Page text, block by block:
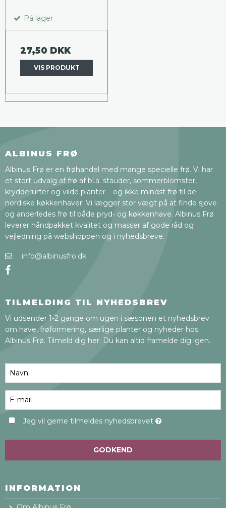
På lager
27,50 DKK
VIS PRODUKT
ALBINUS FRØ
Albinus Frø er en frøhandel med mange specielle frø. Vi har
et stort udvalg af frø af bl.a. stauder, sommerblomster,
krydderurter og vilde planter – og ikke mindst frø til de
nordiske køkkenhaver! Vi lægger stor vægt på at finde sjove
og anderledes frø til både pryd- og køkkenhave. Albinus Frø
leverer håndpakket kvalitet og masser af gode råd og
vejledning på webshoppen og i nyhedsbreve.
info@albinusfro.dk
TILMELDING TIL NYHEDSBREV
Vi udsender 1-2 gange om ugen i sæsonen et nyhedsbrev
om have, frøformering, særlige planter og nyheder hos
Albinus Frø. Tilmeld dig her. Du kan altid framelde dig igen.
Jeg vil gerne tilmeldes nyhedsbrevet
GODKEND
INFORMATION